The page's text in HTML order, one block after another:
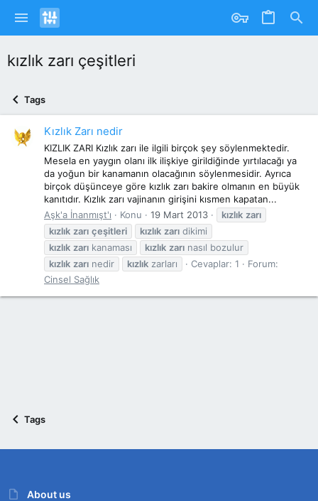
kızlık zarı çeşitleri
Tags
Kızlık Zarı nedir
KIZLIK ZARI Kızlık zarı ile ilgili birçok şey söylenmektedir.
Mesela en yaygın olanı ilk ilişkiye girildiğinde yırtılacağı ya
da yoğun bir kanamanın olacağının söylenmesidir. Ayrıca
birçok düşünceye göre kızlık zarı bakire olmanın en büyük
kanıtıdır. Kızlık zarı vajinanın girişini kısmen kapatan...
Aşk'a İnanmışt'ı
Konu 19 Mart 2013 kızlık zarı
kızlık zarı çeşitleri kızlık zarı dikimi
kızlık zarı kanaması kızlık zarı nasıl bozulur
kızlık zarı nedir kızlık zarları Cevaplar: 1
Forum:
Cinsel Sağlık
Tags
About us